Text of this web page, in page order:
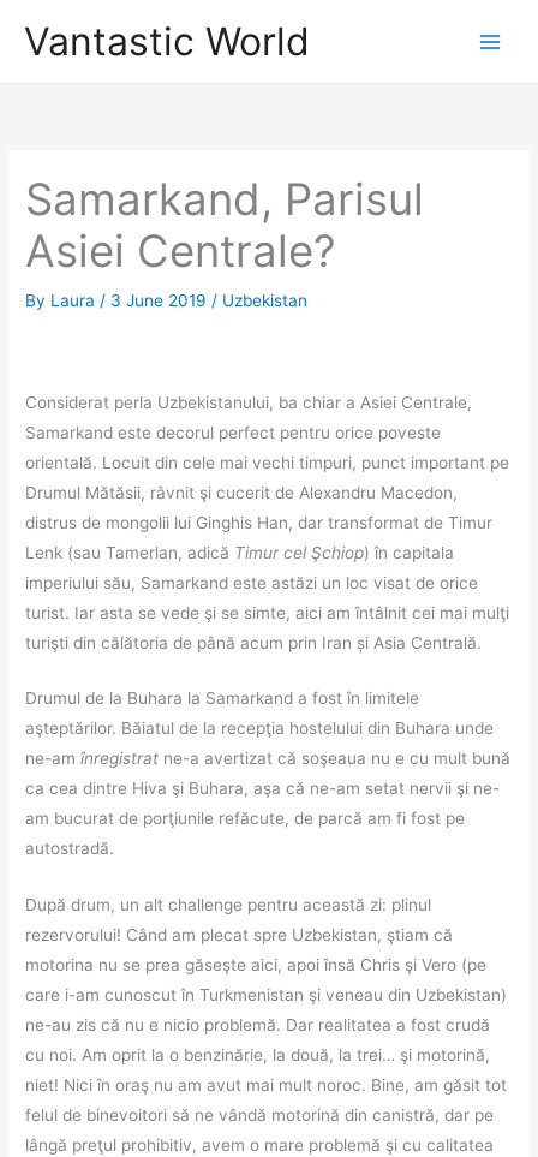
Vantastic World
Samarkand, Parisul
Asiei Centrale?
By Laura/ 3 June 2019/ Uzbekistan
Considerat perla Uzbekistanului, ba chiar a Asiei Centrale,
Samarkand este decorul perfect pentru orice poveste
orientală. Locuit din cele mai vechi timpuri, punct important pe
Drumul Mătăsii, râvnit şi cucerit de Alexandru Macedon,
distrus de mongolii lui Ginghis Han, dar transformat de Timur
Lenk (sau Tamerlan, adică Timur cel Şchiop) în capitala
imperiului său, Samarkand este astăzi un loc visat de orice
turist. Iar asta se vede şi se simte, aici am întâlnit cei mai mulţi
turişti din călătoria de până acum prin Iran și Asia Centrală.
Drumul de la Buhara la Samarkand a fost în limitele
aşteptărilor. Băiatul de la recepţia hostelului din Buhara unde
ne-amînregistrat ne-a avertizat că soşeaua nu e cu mult bună
ca cea dintre Hiva şi Buhara, aşa că ne-am setat nervii şi ne-
am bucurat de porţiunile refăcute, de parcă am fi fost pe
autostradă.
După drum, un alt challenge pentru această zi: plinul
rezervorului! Când am plecat spre Uzbekistan, ştiam că
motorina nu se prea găseşte aici, apoi însă Chris şi Vero (pe
care i-am cunoscut în Turkmenistan şi veneau din Uzbekistan)
ne-au zis că nu e nicio problemă. Dar realitatea a fost crudă
cu noi. Am oprit la o benzinărie, la două, la trei… şi motorină,
niet! Nici în oraş nu am avut mai mult noroc. Bine, am găsit tot
felul de binevoitori să ne vândă motorină din canistră, dar pe
lângă preţul prohibitiv, avem o mare problemă şi cu calitatea